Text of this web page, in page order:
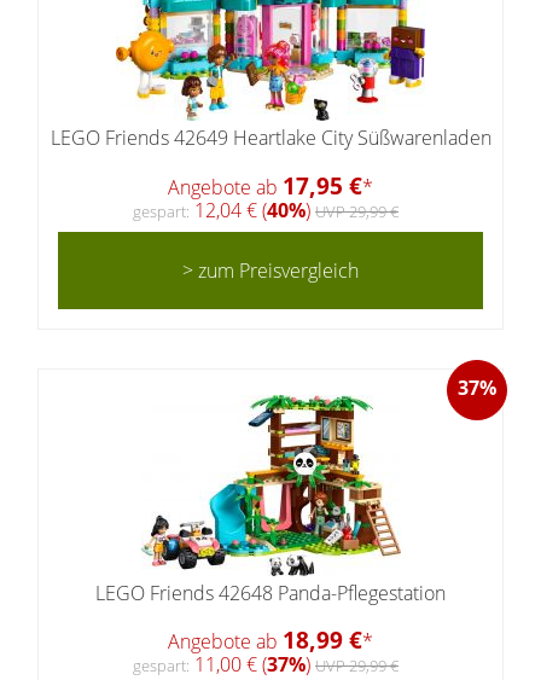
LEGO Friends 42649 Heartlake City Süßwarenladen
Angebote ab 17,95 €*
gespart: 12,04 € (40%) UVP 29,99 €
> zum Preisvergleich
37%
LEGO Friends 42648 Panda-Pflegestation
Angebote ab 18,99 €*
gespart: 11,00 € (37%) UVP 29,99 €